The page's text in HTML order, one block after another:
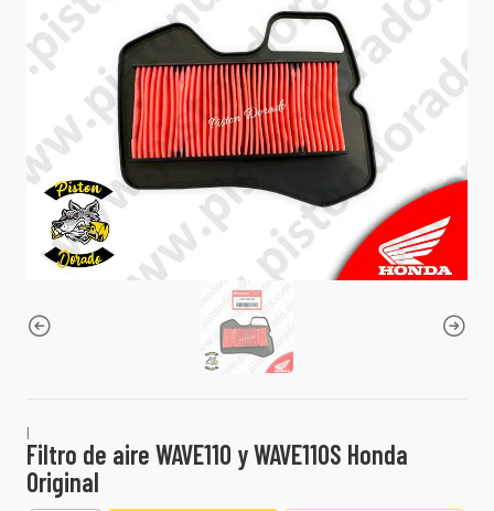
|
Filtro de aire WAVE110 y WAVE110S Honda
Original